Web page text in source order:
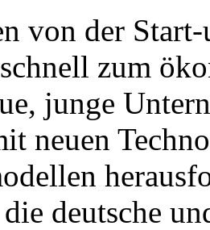
von der
zum
junge
neuen
deutsche